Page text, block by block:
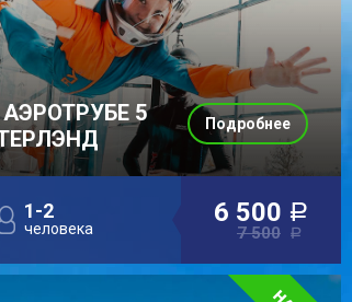
5
1-2
человека
6 500 a
7 500 a
Подробнее